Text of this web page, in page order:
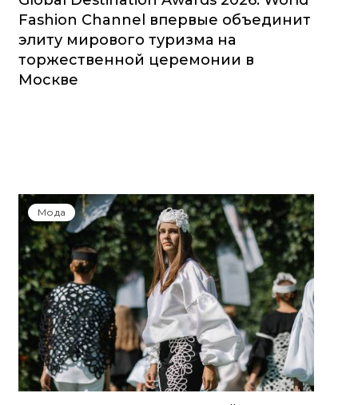
Fashion Channel впервые объединит
элиту мирового туризма на
торжественной церемонии в
Москве
Мода